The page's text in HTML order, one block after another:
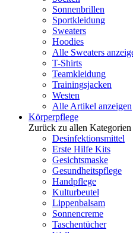
Sonnenbrillen
Sportkleidung
Sweaters
Hoodies
Alle Sweaters
T-Shirts
Teamkleidung
Trainingsjacken
Westen
Alle Artikel anzeigen
Körperpflege
Zurück zu allen Kategorien
Desinfektionsmittel
Erste Hilfe Kits
Gesichtsmaske
Gesundheitspflege
Handpflege
Kulturbeutel
Lippenbalsam
Sonnencreme
Taschentücher